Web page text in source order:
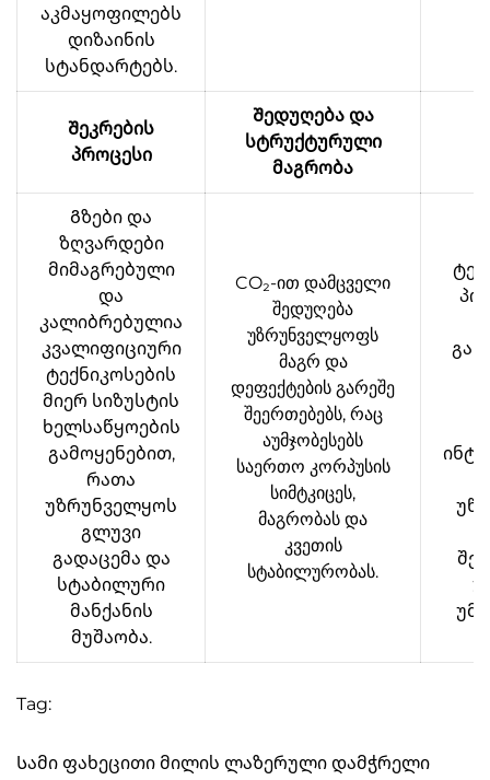
აკმაყოფილებს
დიზაინის
სტანდარტებს.
Შეკრების
პროცესი
Შედუღება და
სტრუქტურული
მაგრობა
Გზები და
ზღვარდები
მიმაგრებული
და
კალიბრებულია
კვალიფიციური
ტექნიკოსების
მიერ სიზუსტის
ხელსაწყოების
გამოყენებით,
რათა
უზრუნველყოს
გლუვი
გადაცემა და
სტაბილური
მანქანის
მუშაობა.
CO₂-ით დამცველი
შედუღება
უზრუნველყოფს
მაგრ და
დეფექტების გარეშე
შეერთებებს, რაც
აუმჯობესებს
საერთო კორპუსის
სიმტკიცეს,
მაგრობას და
კვეთის
სტაბილურობას.
Tag:
Სამი ფახეცითი მილის ლაზერული დამჭრელი